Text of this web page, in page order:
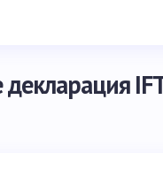
декларация